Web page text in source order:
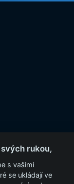
rukou,
s vašimi
se ukládají ve